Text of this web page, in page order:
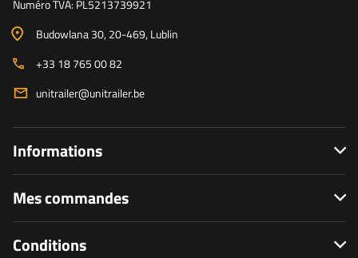
Numéro TVA: PL5213739921
Budowlana 30, 20-469, Lublin
+33 18 765 00 82
unitrailer@unitrailer.be
Informations
Mes commandes
Conditions